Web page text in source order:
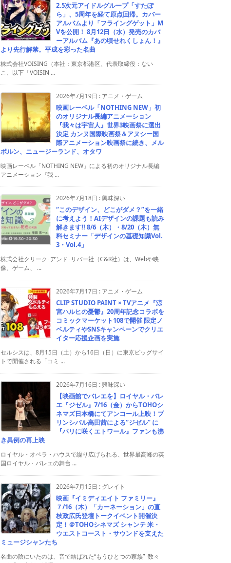
2.5次元アイドルグループ「すたぽ
ら」、5周年を経て原点回帰。カバー
アルバムより「フライングゲット」M
Vを公開！ 8月12日（水）発売のカバ
ーアルバム『あの頃せれくしょん！』
より先行解禁。平成を彩った名曲
株式会社VOISING（本社：東京都港区、代表取締役：ない
こ、以下「VOISIN ...
2026年7月19日 : アニメ・ゲーム
映画レーベル「NOTHING NEW」初
のオリジナル長編アニメーション
『我々は宇宙人』世界3映画祭に選出
決定 カンヌ国際映画祭＆アヌシー国
際アニメーション映画祭に続き、メル
ボルン、ニュージーランド、オタワ
映画レーベル「NOTHING NEW」による初のオリジナル長編
アニメーション『我 ...
2026年7月18日 :興味深い
“このデザイン、どこがダメ？”を一緒
に考えよう！AIデザインの課題も読み
解きます!! 8/6（木）・8/20（木）無
料セミナー「デザインの基礎知識Vol.
3・Vol.4」
株式会社クリーク･アンド･リバー社（C&R社）は、Webや映
像、ゲーム、 ...
2026年7月17日 : アニメ・ゲーム
CLIP STUDIO PAINT × TVアニメ『涼
宮ハルヒの憂鬱』20周年記念コラボを
コミックマーケット108で開催 限定ノ
ベルティやSNSキャンペーンでクリエ
イター応援企画を実施
セルシスは、8月15日（土）から16日（日）に東京ビッグサイ
トで開催される「コミ ...
2026年7月16日 :興味深い
【映画館でバレエを】ロイヤル・バレ
エ『ジゼル』7/16（金）からTOHOシ
ネマズ日本橋にてアンコール上映！プ
リンシパル高田茜による“ジゼル” に
『パリに咲くエトワール』ファンも沸
き異例の再上映
ロイヤル・オペラ・ハウスで繰り広げられる、世界最高峰の英
国ロイヤル・バレエの舞台 ...
2026年7月15日 : グレイト
映画『イミディエイト ファミリー』
７/16（木）「カーネーション」の直
枝政広氏登壇トークイベント開催決
定！＠TOHOシネマズ シャンテ 米・
ウエストコースト・サウンドを支えた
ミュージシャンたち
名曲の陰にいたのは、音で結ばれた“もうひとつの家族” 数々